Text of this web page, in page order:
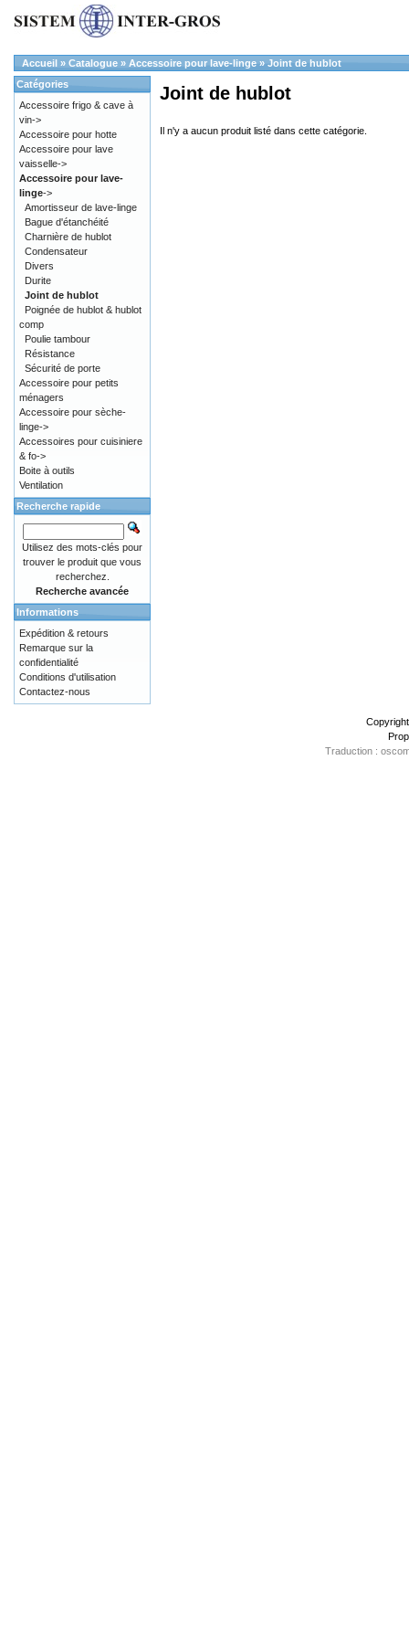
Accueil » Catalogue » Accessoire pour lave-linge » Joint de hublot
Joint de hublot
Il n'y a aucun produit listé dans cette catégorie.
Catégories
Accessoire frigo & cave à
vin->
Accessoire pour hotte
Accessoire pour lave
vaisselle->
Accessoire pour lave-
linge->
Amortisseur de lave-linge
Bague d'étanchéité
Charnière de hublot
Condensateur
Divers
Durite
Joint de hublot
Poignée de hublot & hublot
comp
Poulie tambour
Résistance
Sécurité de porte
Accessoire pour petits
ménagers
Accessoire pour sèche-
linge->
Accessoires pour cuisiniere
& fo->
Boite à outils
Ventilation
Recherche rapide
Utilisez des mots-clés pour
trouver le produit que vous
recherchez.
Recherche avancée
Informations
Expédition & retours
Remarque sur la
confidentialité
Conditions d'utilisation
Contactez-nous
Traduction :